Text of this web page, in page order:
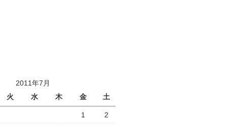
2011年7月
火 水 木 金 土
1 2